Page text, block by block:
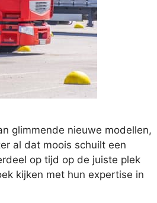
glimmende nieuwe modellen,
al dat moois schuilt een
op tijd op de juiste plek
kijken met hun expertise in